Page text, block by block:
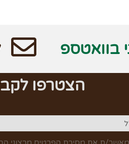
בוואטספ
הצטרפו